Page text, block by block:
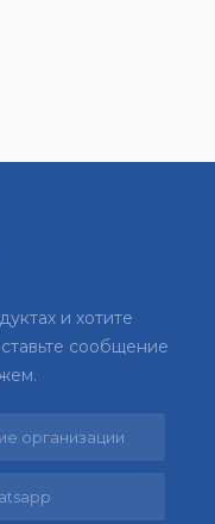
и хотите
сообщение